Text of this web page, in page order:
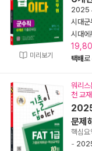
미리보기
2025
시대군
시대에
택배로
워리스
천 교
문제
핵심
-